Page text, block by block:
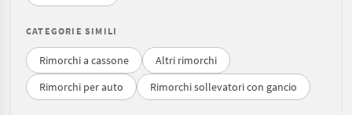
CATEGORIE SIMILI
Rimorchi a cassone
Altri rimorchi
Rimorchi per auto
Rimorchi sollevatori con gancio